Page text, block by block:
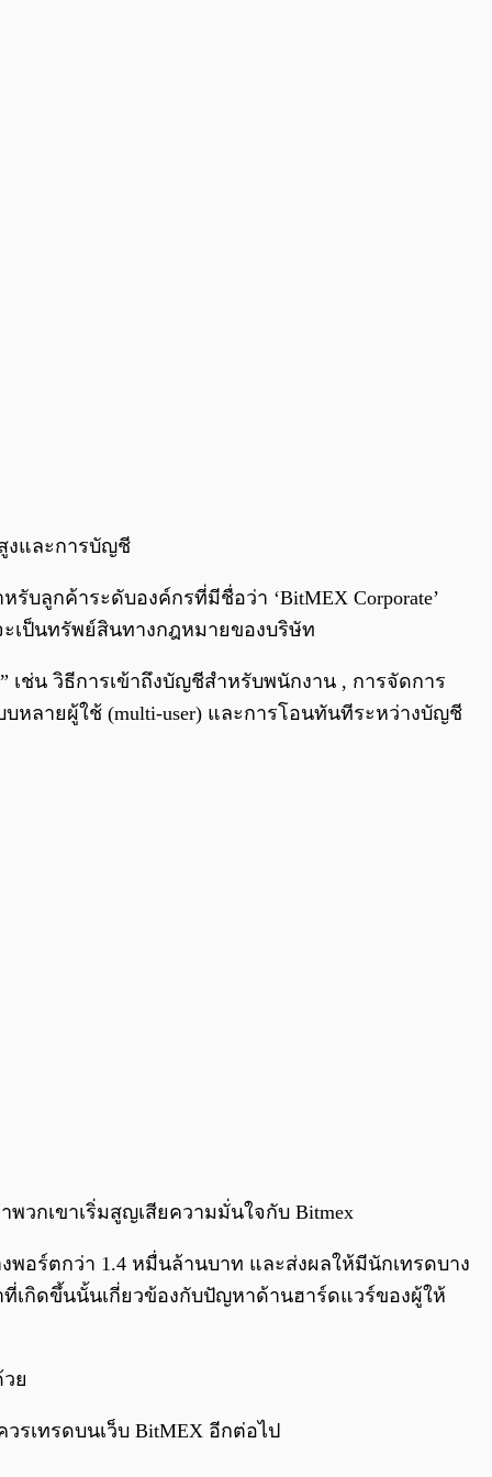
งและการบัญชี
บลูกค้าระดับองค์กรที่มีชื่อว่า ‘BitMEX Corporate’
เป็นทรัพย์สินทางกฎหมายของบริษัท
เช่น วิธีการเข้าถึงบัญชีสำหรับพนักงาน , การจัดการ
หลายผู้ใช้ (multi-user) และการโอนทันทีระหว่างบัญชี
กเขาเริ่มสูญเสียความมั่นใจกับ Bitmex
พอร์ตกว่า 1.4 หมื่นล้านบาท และส่งผลให้มีนักเทรดบาง
เกิดขึ้นนั้นเกี่ยวข้องกับปัญหาด้านฮาร์ดแวร์ของผู้ให้
ย
รเทรดบนเว็บ BitMEX อีกต่อไป